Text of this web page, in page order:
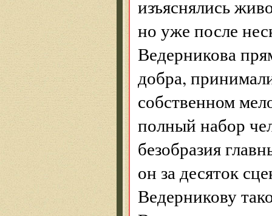
изъяснялись
но уже после
Ведерникова
добра,
собственном
полный набор
безобразия
он за десяток
Ведерникову